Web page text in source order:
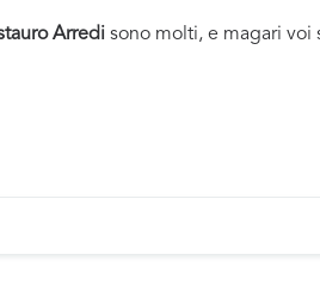
Arredi sono molti, e magari voi